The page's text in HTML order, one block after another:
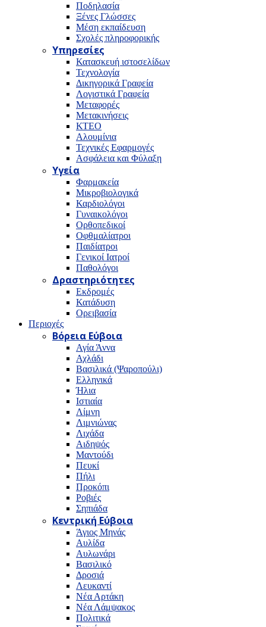
Ποδηλασία
Ξένες Γλώσσες
Μέση εκπαίδευση
Σχολές πληροφορικής
Υπηρεσίες
Κατασκευή ιστοσελίδων
Τεχνολογία
Δικηγορικά Γραφεία
Λογιστικά Γραφεία
Μεταφορές
Μετακινήσεις
ΚΤΕΟ
Αλουμίνια
Τεχνικές Εφαρμογές
Ασφάλεια και Φύλαξη
Υγεία
Φαρμακεία
Μικροβιολογικά
Καρδιολόγοι
Γυναικολόγοι
Ορθοπεδικοί
Οφθμαλίατροι
Παιδίατροι
Γενικοί Ιατροί
Παθολόγοι
Δραστηριότητες
Εκδρομές
Κατάδυση
Ορειβασία
Περιοχές
Βόρεια Εύβοια
Αγία Άννα
Αχλάδι
Βασιλικά (Ψαροπούλι)
Ελληνικά
Ήλια
Ιστιαία
Λίμνη
Λιμνιώνας
Λιχάδα
Αιδηψός
Μαντούδι
Πευκί
Πήλι
Προκόπι
Ροβιές
Σηπιάδα
Κεντρική Εύβοια
Άγιος Μηνάς
Αυλίδα
Αυλωνάρι
Βασιλικό
Δροσιά
Λευκαντί
Νέα Αρτάκη
Νέα Λάμψακος
Πολιτικά